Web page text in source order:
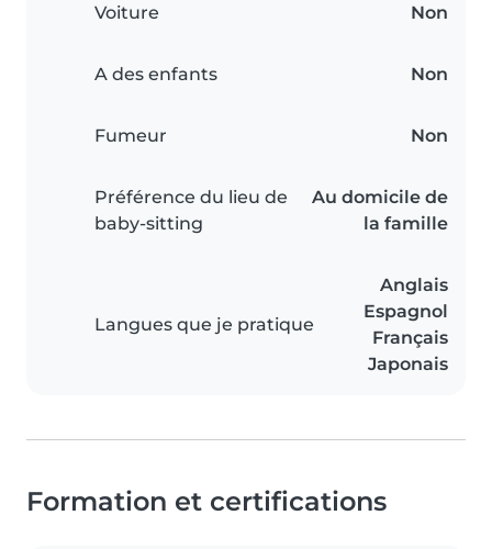
Voiture Non
A des enfants Non
Fumeur Non
Préférence du lieu de
baby-sitting
Au domicile de
la famille
Langues que je pratique
Anglais
Espagnol
Français
Japonais
Formation et certifications